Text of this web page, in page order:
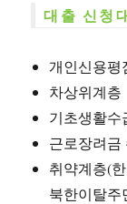
대출 신청
개인신용평
차상위계층
기초생활수
근로장려금
취약계층(
북한이탈주